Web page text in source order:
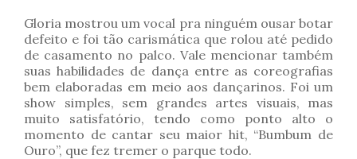
Gloria mostrou um vocal pra ninguém ousar botar
defeito e foi tão carismática que rolou até pedido
de casamento no palco. Vale mencionar também
suas habilidades de dança entre as coreografias
bem elaboradas em meio aos dançarinos. Foi um
show simples, sem grandes artes visuais, mas
muito satisfatório, tendo como ponto alto o
momento de cantar seu maior hit, “Bumbum de
Ouro”, que fez tremer o parque todo.